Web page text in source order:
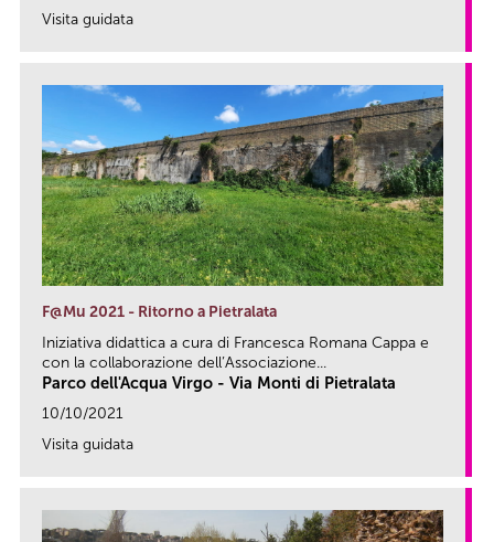
Visita guidata
F@Mu 2021 - Ritorno a Pietralata
Iniziativa didattica a cura di Francesca Romana Cappa e
con la collaborazione dell’Associazione...
Parco dell'Acqua Virgo - Via Monti di Pietralata
10/10/2021
Visita guidata